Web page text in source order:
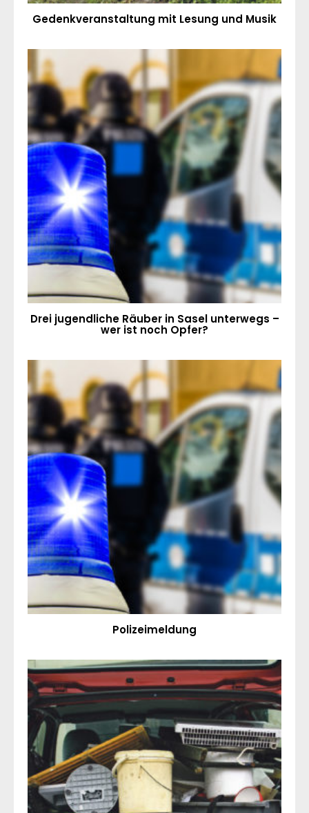
Gedenkveranstaltung mit Lesung und Musik
Drei jugendliche Räuber in Sasel unterwegs –
wer ist noch Opfer?
Polizeimeldung